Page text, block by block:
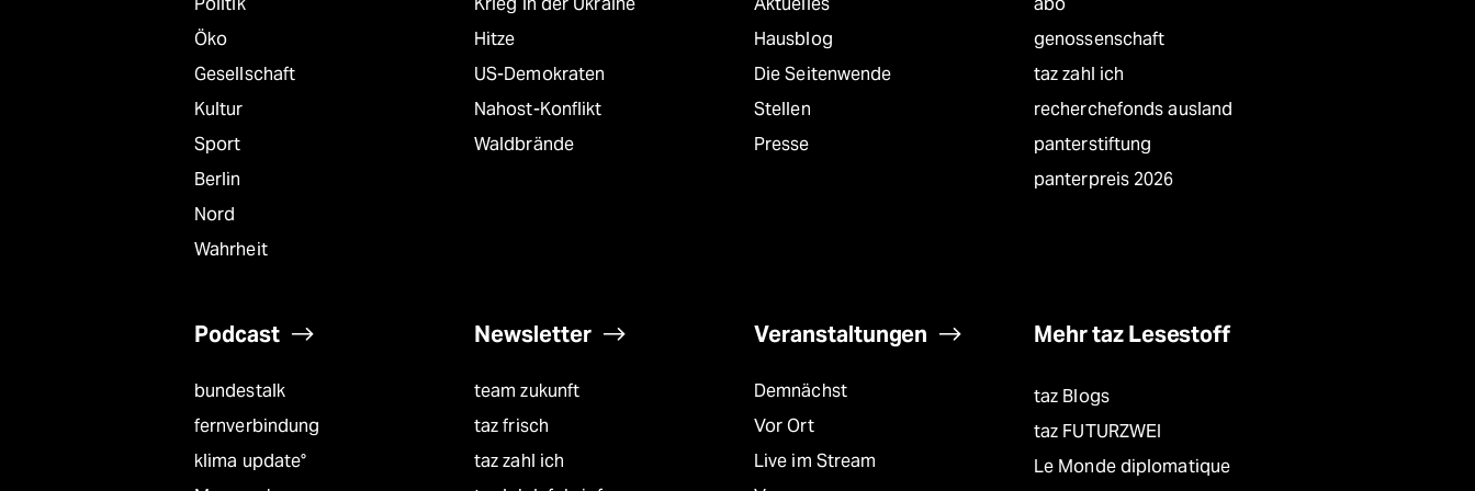
Öko
Gesellschaft
Kultur
Sport
Berlin
Nord
Wahrheit
Hitze
US-Demokraten
Nahost-Konflikt
Waldbrände
Hausblog
Die Seitenwende
Stellen
Presse
genossenschaft
taz zahl ich
recherchefonds ausland
panterstiftung
panterpreis 2026
Podcast
bundestalk
fernverbindung
klima update°
Newsletter
team zukunft
taz frisch
taz zahl ich
Veranstaltungen
Demnächst
Vor Ort
Live im Stream
Mehr taz Lesestoff
taz Blogs
taz FUTURZWEI
Le Monde diplomatique